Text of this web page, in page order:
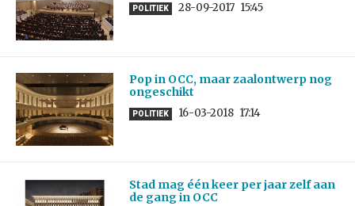
POLITIEK 28-09-2017 15:45
Pop in OCC, maar zaalontwerp nog
ongeschikt
POLITIEK 16-03-2018 17:14
Stad mag één keer per jaar zelf aan
de gang in OCC